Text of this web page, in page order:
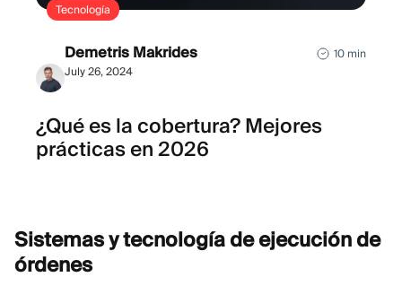
Tecnología
Demetris Makrides
July 26, 2024
10 min
¿Qué es la cobertura? Mejores
prácticas en 2026
Sistemas y tecnología de ejecución de
órdenes